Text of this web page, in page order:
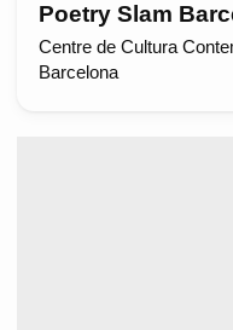
Poetry Slam
Centre de Cultura
Barcelona